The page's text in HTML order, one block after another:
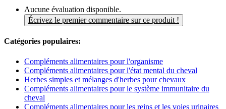
Aucune évaluation disponible.
Écrivez le premier commentaire sur ce produit !
Catégories populaires:
Compléments alimentaires pour l'organisme
Compléments alimentaires pour l'état mental du cheval
Herbes simples et mélanges d'herbes pour chevaux
Compléments alimentaires pour le système immunitaire du
cheval
Compléments alimentaires pour les reins et les voies urinaires